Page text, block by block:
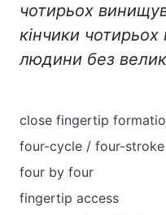
чотирьох
кінчики чотирьох
людини без
close fingertip
four-cycle / four-stroke
four by four
fingertip access